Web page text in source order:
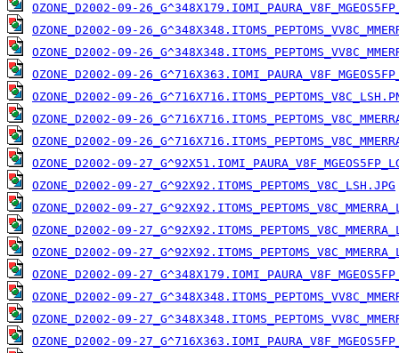
OZONE_D2002-09-
OZONE_D2002-09-
OZONE_D2002-09-
OZONE_D2002-09-
OZONE_D2002-09-
OZONE_D2002-09-
OZONE_D2002-09-
OZONE_D2002-09-
OZONE_D2002-09-27_G^92X92.ITOMS_PEPTOMS_V8C_LSH.JPG
OZONE_D2002-09-
OZONE_D2002-09-
OZONE_D2002-09-
OZONE_D2002-09-
OZONE_D2002-09-
OZONE_D2002-09-
OZONE_D2002-09-